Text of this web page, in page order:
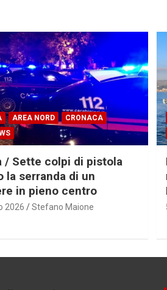
AREA NORD
CRONACA
/ Sette colpi di pistola
la serranda di un
in pieno centro
2026 Stefano Maione